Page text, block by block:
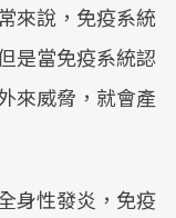
來說，免疫系統
是當免疫系統認
來威脅，就會產
身性發炎，免疫